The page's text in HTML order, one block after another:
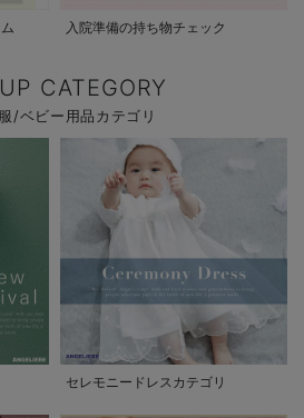
入院準備の持ち物チェック
CATEGORY
/ベビー用品カテゴリ
セレモニードレスカテゴリ